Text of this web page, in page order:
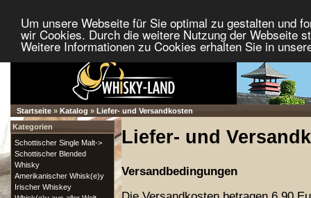
Um unsere Webseite für Sie optimal zu gestalten und
wir Cookies. Durch die weitere Nutzung der Webseite
Weitere Informationen zu Cookies erhalten Sie in
Startseite » Katalog » Liefer- und Versandkosten
Liefer- und
Versandbedingungen
Kategorien
Schottischer Single Malt->
Schottischer Blended
Whisky
Amerikanischer Whisk(e)y
Irischer Whiskey